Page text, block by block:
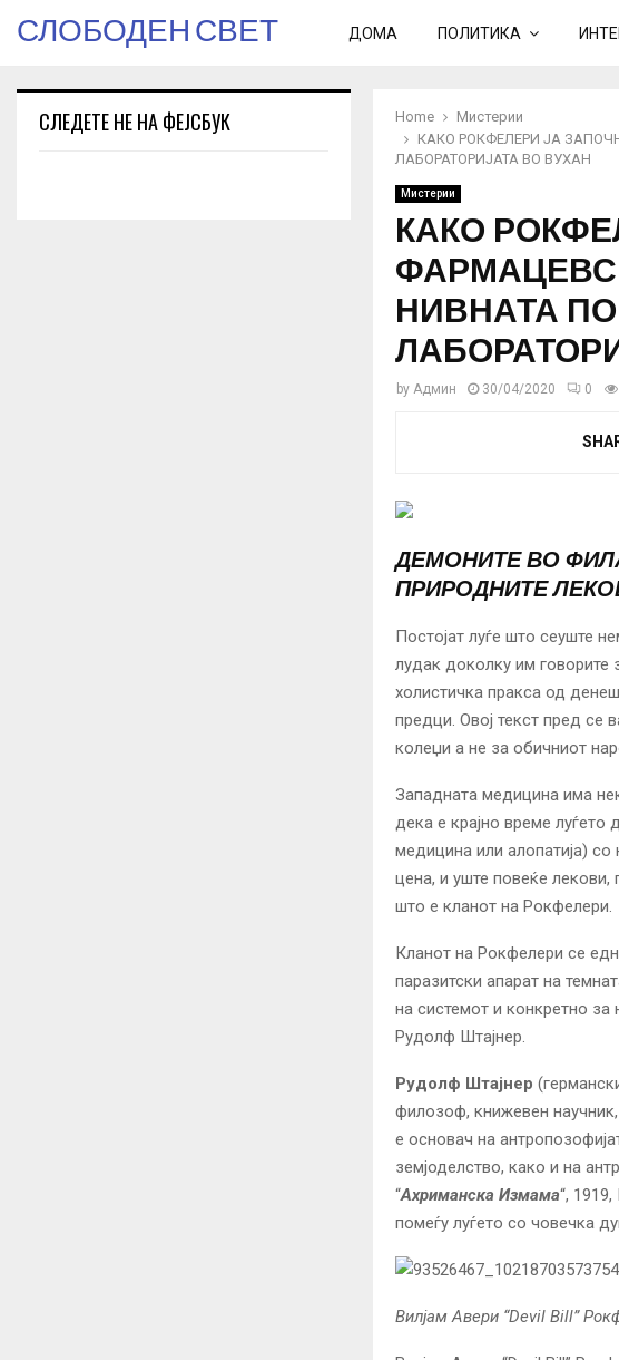
СЛОБОДЕН СВЕТ ДОМА ПОЛИТИКА
Home
Мистерии
КАКО РОКФЕЛЕРИ ЈА
ЛАБОРАТОРИЈАТА ВО ВУХАН
Мистерии
КАКО
НИВНАТА
by Админ 30/04/2020 0
ДЕМОНИТЕ ВО
ПРИРОДНИТЕ
Постојат луѓе што сеуште
лудак доколку им говорите
холистичка пракса од
предци. Овој текст пред се
колеџи а не за обичниот
Западната медицина има
дека е крајно време
медицина или алопатија) со
цена, и уште повеќе лекови,
што е кланот на Рокфелери.
Кланот на Рокфелери се
паразитски апарат на
на системот и конкретно за
Рудолф Штајнер.
Рудолф Штајнер
филозоф, книжевен научник,
е основач на
земјоделство, како и на
“Ахриманска Измама“,
помеѓу луѓето со човечка
Вилјам Авери “Devil Bill”
СЛЕДЕТЕ НЕ НА ФЕЈСБУК